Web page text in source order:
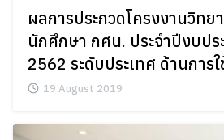
Search
for:
ผลการประกวดโครงงานวิทย
นักศึกษา กศน. ประจำปีงบป
2562 ระดับประเทศ ด้านการ
พลังงานไฟฟ้าเพื่อชีวิตและสัง
19 August 2019